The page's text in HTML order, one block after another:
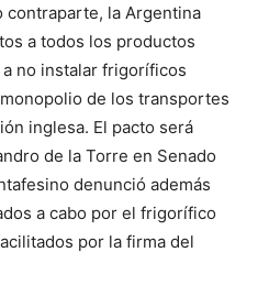
contraparte, la Argentina
a todos los productos
no instalar frigoríficos
de los transportes
inglesa. El pacto será
de la Torre en Senado
denunció además
a cabo por el frigorífico
por la firma del